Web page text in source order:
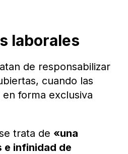
laborales
de responsabilizar
cuando las
forma exclusiva
trata de «una
e infinidad de